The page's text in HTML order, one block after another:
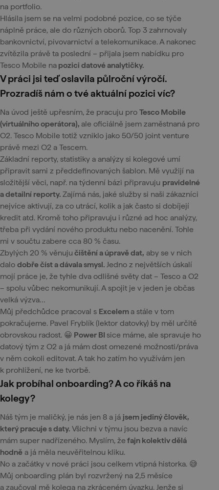
na portfolio.
Hlásila jsem se na velmi podobné pozice, co se týče
náplně práce, ale do různých oborů. Top 3 zahrnovaly
bankovnictví, pivovarnictví a telekomunikace. A nakonec
zvítězila právě ta poslední – přijala jsem nabídku pro
Tesco Mobile na pozici datové analytičky.
V práci jsi teď oslavila půlroční výročí.
Prozradíš nám o tvé aktuální pozici víc?
Na úvod ještě upřesním, že pracuju pro Tesco Mobile
(virtuálního operátora), ale oficiálně jsem zaměstnaná pro
O2. Tesco Mobile totiž vzniklo jako 50/50 joint venture
právě mezi O2 a Tescem.
Základní reporty, statistiky a analýzy si kolegové umí
připravit sami z předdefinovaných šablon. Mě využijí na
složitější věci, např. na týdenní bázi připravuju pravidelné
a detailní reporty. Zajímá nás, jaké služby si naši zákazníci
nejvíce aktivují, za co utrácí, kolik a jak často si dobíjejí
kredit atd. Kromě toho připravuju i různé ad hoc analýzy,
třeba při vydání nového produktu nebo nacenění. Tohle
mi v součtu zabere cca 80 % času.
Zbylých 20 % věnuju čištění a úpravě dat, aby se v nich
dalo dobře číst a dávala smysl. Jedno z největších úskalí
mojí práce je, že tyhle dva odlišné světy dat – Tesco a O2
– spolu vůbec nekomunikují. A spojit je v jeden je občas
velká výzva…
Můj předchůdce pracoval s Excelem a stále v tom
pokračujeme. Pavel Fryblík (lektor datovky) by měl určitě
obrovskou radost. 😀 Power BI sice máme, ale spravuje ho
datový tým z O2 a já mám dost omezené možnosti/práva
v něm cokoli editovat. A tak ho zatím ho využívám jen
k prohlížení, ne ke tvorbě.
Jak probíhal onboarding? A co říkáš na
kolegy?
Náš tým je maličký, je nás jen 8 a já jsem jediný člověk,
který pracuje s daty. Všichni v týmu jsou bezva a navíc
mám super nadřízeného. Myslím, že fajn kolektiv dělá
hodně a já měla neuvěřitelnou kliku.
No a začátky v nové práci jsou celkem vtipná historka. 😅
Můj onboarding plán byl rozvržený na 2,5 měsíce
a zaučoval mě kolega na zkráceném úvazku. Jenže si